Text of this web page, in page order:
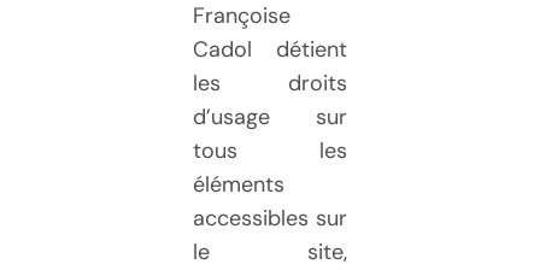
Françoise
Cadol détient
les droits
d’usage sur
tous les
éléments
accessibles sur
le site,